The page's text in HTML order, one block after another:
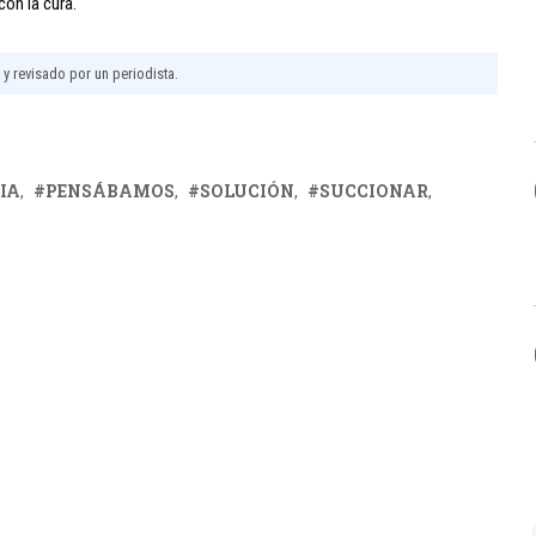
revisado por un periodista.
PENSÁBAMOS SOLUCIÓN SUCCIONAR